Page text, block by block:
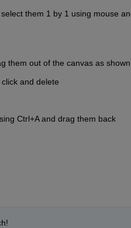
them 1 by 1 using mouse
them out of the canvas as
and delete
Ctrl+A and drag them back